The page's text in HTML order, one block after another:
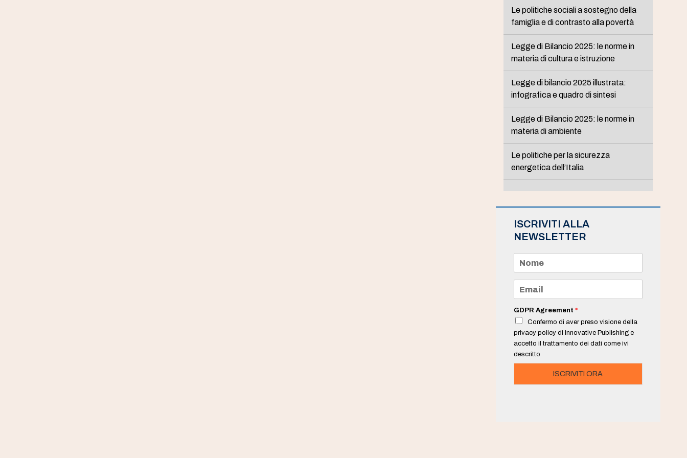
Le politiche sociali a sostegno della
famiglia e di contrasto alla povertà
Legge di Bilancio 2025: le norme in
materia di cultura e istruzione
Legge di bilancio 2025 illustrata:
infografica e quadro di sintesi
Legge di Bilancio 2025: le norme in
materia di ambiente
Le politiche per la sicurezza
energetica dell’Italia
ISCRIVITI ALLA
NEWSLETTER
m
e
a
i
*
GDPR Agreement *
Confermo di aver preso visione della
privacy policy di Innovative Publishing e
accetto il trattamento dei dati come ivi
descritto
ISCRIVITI ORA